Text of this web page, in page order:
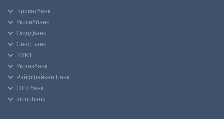
Приватбанк
Укрсиббанк
Ощадбанк
Сенс Банк
ПУМБ
Укргазбанк
Райффайзен Банк
ОТП банк
monobank